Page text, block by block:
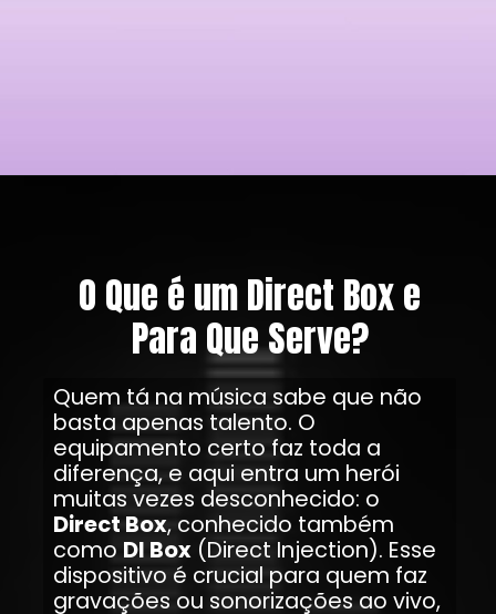
O Que é um Direct Box e
Para Que Serve?
Quem tá na música sabe que não
basta apenas talento. O
equipamento certo faz toda a
diferença, e aqui entra um herói
muitas vezes desconhecido: o
Direct Box, conhecido também
como DI Box(Direct Injection). Esse
dispositivo é crucial para quem faz
gravações ou sonorizações ao vivo,